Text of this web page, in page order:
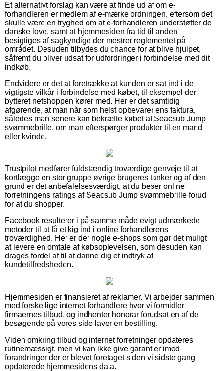
Et alternativt forslag kan være at finde ud af om e-
forhandleren er medlem af e-mærke ordningen, eftersom det
skulle være en tryghed om at e-forhandleren understøtter de
danske love, samt at hjemmesiden fra tid til anden
besigtiges af sagkyndige der mestrer reglementet på
området. Desuden tilbydes du chance for at blive hjulpet,
såfremt du bliver udsat for udfordringer i forbindelse med dit
indkøb.
Endvidere er det at foretrække at kunden er sat ind i de
vigtigste vilkår i forbindelse med købet, til eksempel den
bytteret netshoppen kører med. Her er det samtidig
afgørende, at man når som helst opbevarer ens faktura,
således man senere kan bekræfte købet af Seacsub Jump
svømmebrille, om man efterspørger produkter til en mand
eller kvinde.
Trustpilot medfører fuldstændig troværdige genveje til at
kortlægge en stor gruppe øvrige brugeres tanker og af den
grund er det anbefalelsesværdigt, at du beser online
forretningens ratings af Seacsub Jump svømmebrille forud
for at du shopper.
Facebook resulterer i på samme måde evigt udmærkede
metoder til at få et kig ind i online forhandlerens
troværdighed. Her er der nogle e-shops som gør det muligt
at levere en omtale af købsoplevelsen, som desuden kan
drages fordel af til at danne dig et indtryk af
kundetilfredsheden.
Hjemmesiden er finansieret af reklamer. Vi arbejder sammen
med forskellige internet forhandlere hvor vi formidler
firmaernes tilbud, og indhenter honorar forudsat en af de
besøgende på vores side laver en bestilling.
Viden omkring tilbud og internet forretninger opdateres
rutinemæssigt, men vi kan ikke give garantier imod
forandringer der er blevet foretaget siden vi sidste gang
opdaterede hjemmesidens data.